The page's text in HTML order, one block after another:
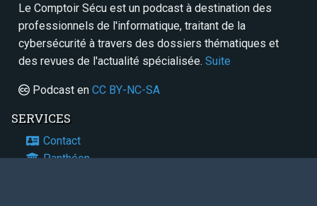
Le Comptoir Sécu est un podcast à destination des
professionnels de l'informatique, traitant de la
cybersécurité à travers des dossiers thématiques et
des revues de l'actualité spécialisée. Suite
Podcast en CC BY-NC-SA
SERVICES
Contact
Panthéon